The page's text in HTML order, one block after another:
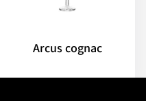
Arcus cognac